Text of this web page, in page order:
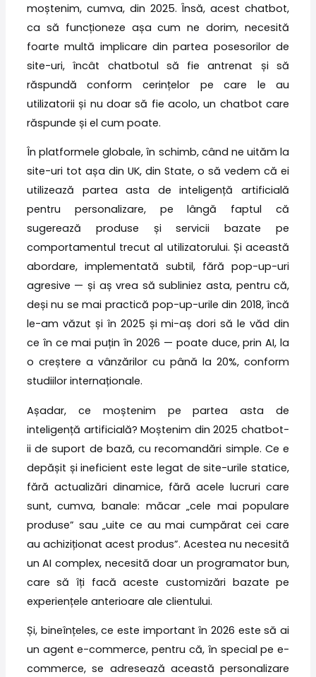
moștenim, cumva, din 2025. Însă, acest chatbot,
ca să funcționeze așa cum ne dorim, necesită
foarte multă implicare din partea posesorilor de
site-uri, încât chatbotul să fie antrenat și să
răspundă conform cerințelor pe care le au
utilizatorii și nu doar să fie acolo, un chatbot care
răspunde și el cum poate.
În platformele globale, în schimb, când ne uităm la
site-uri tot așa din UK, din State, o să vedem că ei
utilizează partea asta de inteligență artificială
pentru personalizare, pe lângă faptul că
sugerează produse și servicii bazate pe
comportamentul trecut al utilizatorului. Și această
abordare, implementată subtil, fără pop-up-uri
agresive — și aș vrea să subliniez asta, pentru că,
deși nu se mai practică pop-up-urile din 2018, încă
le-am văzut și în 2025 și mi-aș dori să le văd din
ce în ce mai puțin în 2026 — poate duce, prin AI, la
o creștere a vânzărilor cu până la 20%, conform
studiilor internaționale.
Așadar, ce moștenim pe partea asta de
inteligență artificială? Moștenim din 2025 chatbot-
ii de suport de bază, cu recomandări simple. Ce e
depășit și ineficient este legat de site-urile statice,
fără actualizări dinamice, fără acele lucruri care
sunt, cumva, banale: măcar „cele mai populare
produse” sau „uite ce au mai cumpărat cei care
au achiziționat acest produs”. Acestea nu necesită
un AI complex, necesită doar un programator bun,
care să îți facă aceste customizări bazate pe
experiențele anterioare ale clientului.
Și, bineînțeles, ce este important în 2026 este să ai
un agent e-commerce, pentru că, în special pe e-
commerce, se adresează această personalizare